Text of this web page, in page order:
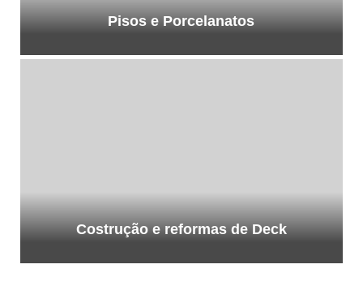
Pisos e Porcelanatos
Costrução e reformas de Deck